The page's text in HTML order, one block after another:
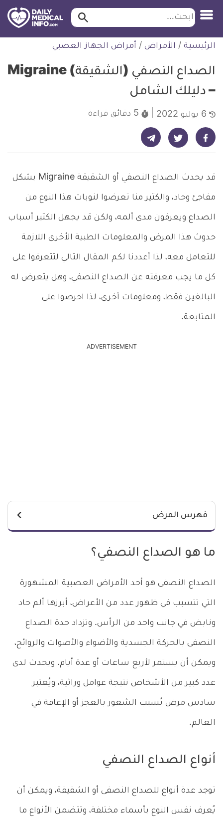
التخطي
للمحتوى
طبية
ابحث ابحث…
الرئيسية / الأمراض / أمراض الجهاز العصبي
الصداع النصفي (الشقيقة) Migraine
– دليلك الشامل
5 دقائق قراءة
شارك على فيسبوك - ديلي ميديكال انفو شارك على تويتر - ديلي ميديكال انفو شارك على تيليجرام - ديلي ميديكال انفو
قد يحدث الصداع النصفي أو الشقيقة Migraine بشكل
مفاجئ وحاد، والكثير منا تعرضوا لنوبات هذا النوع من
الصداع ويعرفون مدى ألمه، ولكن قد يجهل الكثير أسباب
حدوث هذا المرض والمعلومات الطبية الأخرى اللازمة
للتعامل معه، لذا أعددنا لكم المقال التالي لتتعرفوا على
كل ما يجب معرفته عن الصداع النصفي، وهل يتعرض له
البالغين فقط، ومعلومات أخرى، لذا احرصوا على
المتابعة.
ADVERTISEMENT
فهرس المرض
ما هو الصداع النصفي؟
الصداع النصفى هو أحد الأمراض العصبية المشهورة
التي تتسبب في ظهور عدد من الأعراض، أبرزها ألم حاد
ونابض في جانب واحد من الرأس. وتزداد حدة الصداع
النصفى بالحركة الجسدية والأضواء والأصوات والروائح،
ويمكن أن يستمر لأربع ساعات أو عدة أيام. ويحدث لدى
عدد كبير من الأشخاص نتيجة عوامل وراثية، ويُعتبر
سادس مرض يُسبب الشعور بالعجز أو الإعاقة في
العالم.
أنواع الصداع النصفي
توجد عدة أنواع للصداع النصفى أو الشقيقة، ويمكن أن
يُعرف نفس النوع بأسماء مختلفة، وتتضمن الأنواع ما